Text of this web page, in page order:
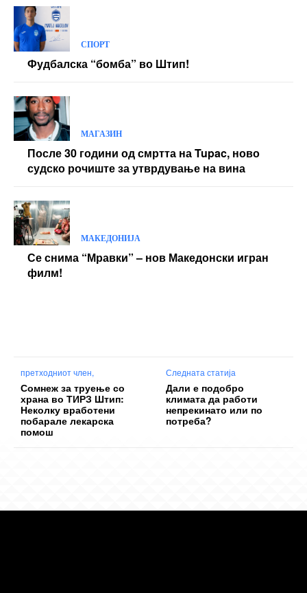
СПОРТ
Фудбалска “бомба” во Штип!
МАГАЗИН
После 30 години од смртта на Tupac, ново
судско рочиште за утврдување на вина
МАКЕДОНИЈА
Се снима “Мравки” – нов Македонски игран
филм!
претходниот член,
Сомнеж за труење со
храна во ТИРЗ Штип:
Неколку вработени
побарале лекарска
помош
Следната статија
Дали е подобро
климата да работи
непрекинато или по
потреба?